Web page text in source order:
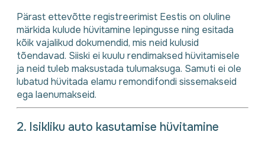
Pärast ettevõtte registreerimist Eestis on oluline
märkida kulude hüvitamine lepingusse ning esitada
kõik vajalikud dokumendid, mis neid kulusid
tõendavad. Siiski ei kuulu rendimaksed hüvitamisele
ja neid tuleb maksustada tulumaksuga. Samuti ei ole
lubatud hüvitada elamu remondifondi sissemakseid
ega laenumakseid.
2. Isikliku auto kasutamise hüvitamine